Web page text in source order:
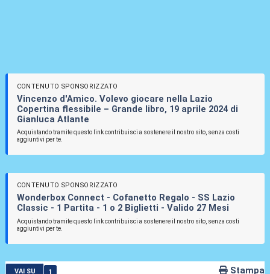
CONTENUTO SPONSORIZZATO
Vincenzo d'Amico. Volevo giocare nella Lazio
Copertina flessibile – Grande libro, 19 aprile 2024 di
Gianluca Atlante
Acquistando tramite questo link contribuisci a sostenere il nostro sito, senza costi
aggiuntivi per te.
CONTENUTO SPONSORIZZATO
Wonderbox Connect - Cofanetto Regalo - SS Lazio
Classic - 1 Partita - 1 o 2 Biglietti - Valido 27 Mesi
Acquistando tramite questo link contribuisci a sostenere il nostro sito, senza costi
aggiuntivi per te.
VAI SU 1 Stampa